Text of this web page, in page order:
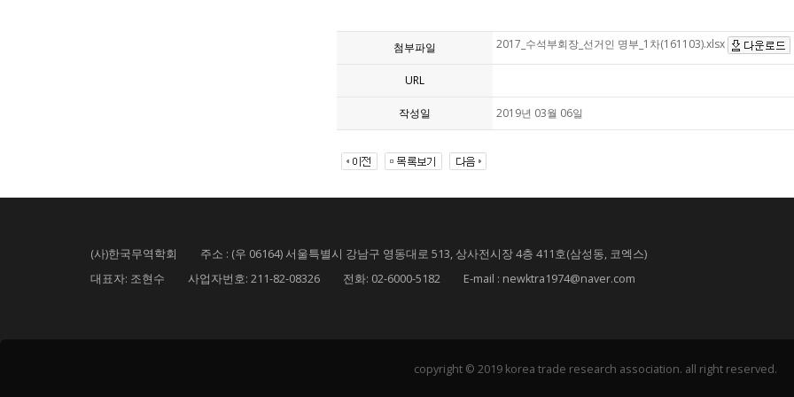
첨부파일 2017_수석부회장_선거인 명부_1차(161103).xlsx
URL
작성일 2019년 03월 06일
(사)한국무역학회 주소 : (우 06164) 서울특별시 강남구 영동대로 513, 상사전시장 4층 411호(삼성동, 코엑스)
대표자: 조현수 사업자번호: 211-82-08326 전화: 02-6000-5182 E-mail : newktra1974@naver.com
copyright © 2019 korea trade research association. all right reserved.